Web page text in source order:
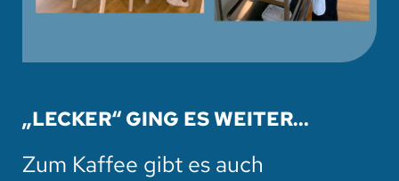
„LECKER“ GING ES WEITER…
Zum Kaffee gibt es auch